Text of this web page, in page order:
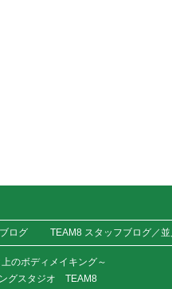
ログ TEAM8 スタッフブログ／
のボディメイキング～
グスタジオ TEAM8